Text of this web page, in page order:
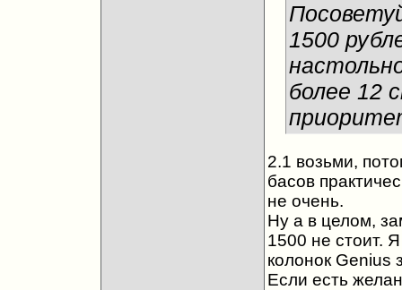
1500
более 12
2.1 возьми,
басов
не очень.
Ну а в целом,
1500 не стоит.
колонок Genius
Если есть